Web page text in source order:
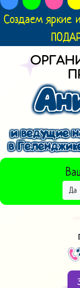
Создаем яркие
и ведущие
в
Да